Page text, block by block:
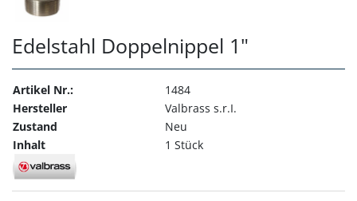
Edelstahl Doppelnippel 1"
Artikel Nr.:
1484
Hersteller
Valbrass s.r.I.
Zustand
Neu
Inhalt
1 Stück